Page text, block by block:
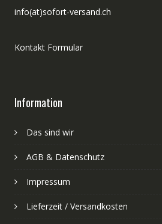
info(at)sofort-versand.ch
Kontakt Formular
Information
Das sind wir
AGB & Datenschutz
Impressum
Lieferzeit / Versandkosten